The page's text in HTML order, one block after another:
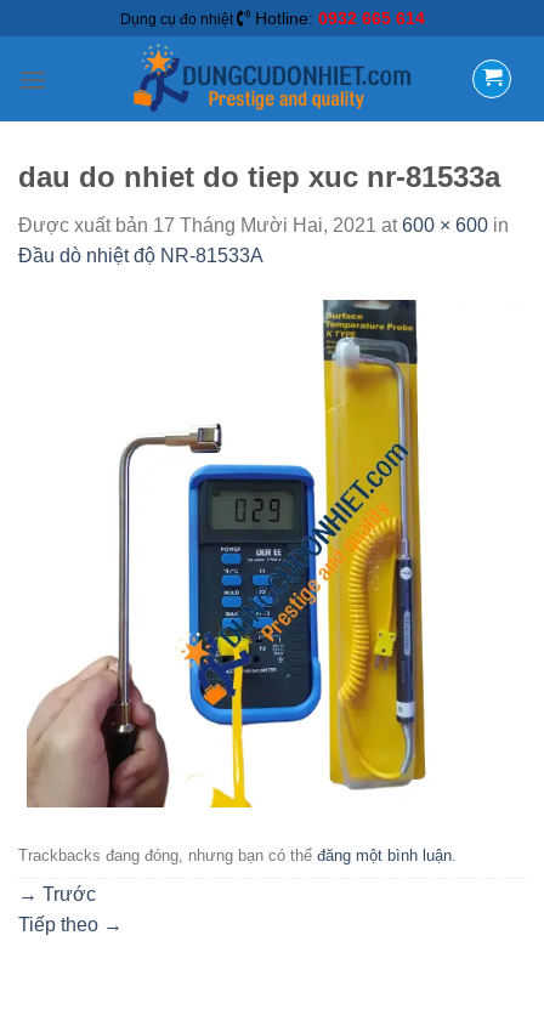
Dụng cụ đo nhiệt Hotline: 0932 665 614
dau do nhiet do tiep xuc nr-81533a
Được xuất bản 17 Tháng Mười Hai, 2021 at600 × 600 in
Đầu dò nhiệt độ NR-81533A
Trackbacks đang đóng, nhưng bạn có thể đăng một bình luận.
→ Trước
Tiếp theo →